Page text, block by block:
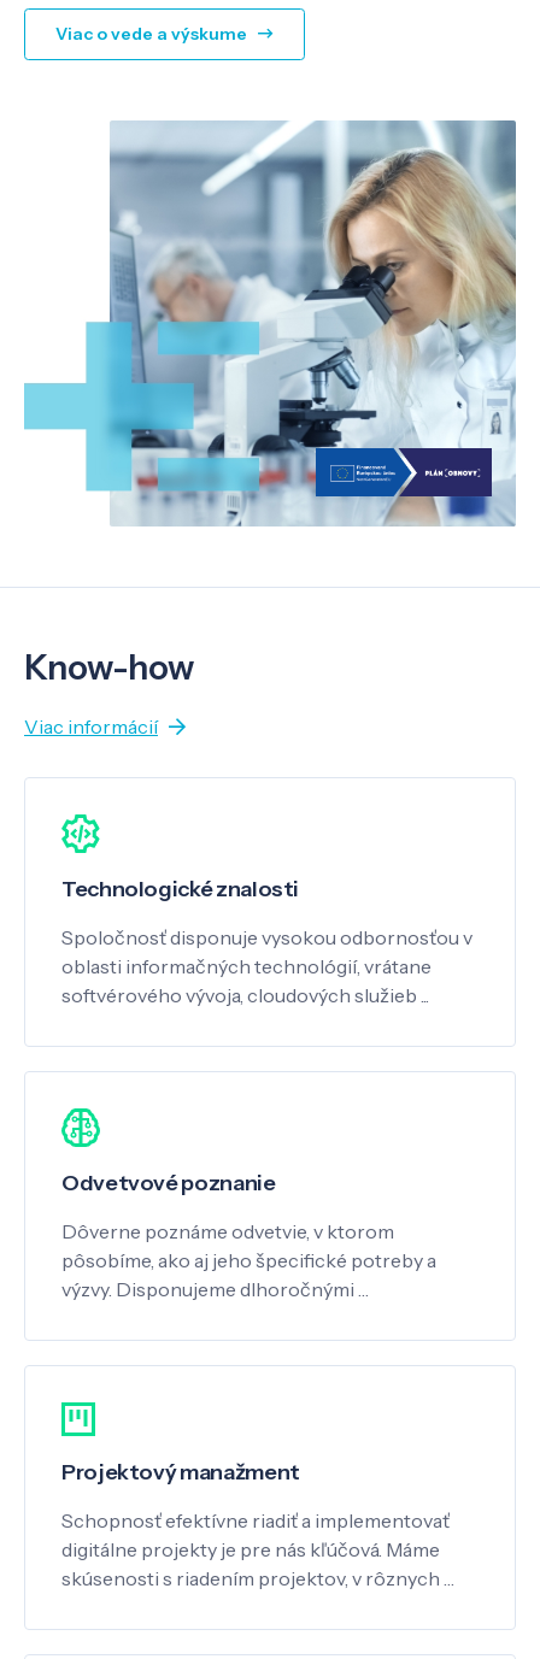
Viac o vede a výskume
Know-how
Viac informácií
Technologické znalosti
Spoločnosť disponuje vysokou odbornosťou v
oblasti informačných technológií, vrátane
softvérového vývoja, cloudových služieb ...
Odvetvové poznanie
Dôverne poznáme odvetvie, v ktorom
pôsobíme, ako aj jeho špecifické potreby a
výzvy. Disponujeme dlhoročnými …
Projektový manažment
Schopnosť efektívne riadiť a implementovať
digitálne projekty je pre nás kľúčová. Máme
skúsenosti s riadením projektov, v rôznych …